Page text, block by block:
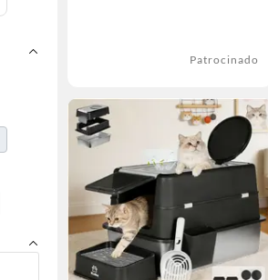
Patrocinado